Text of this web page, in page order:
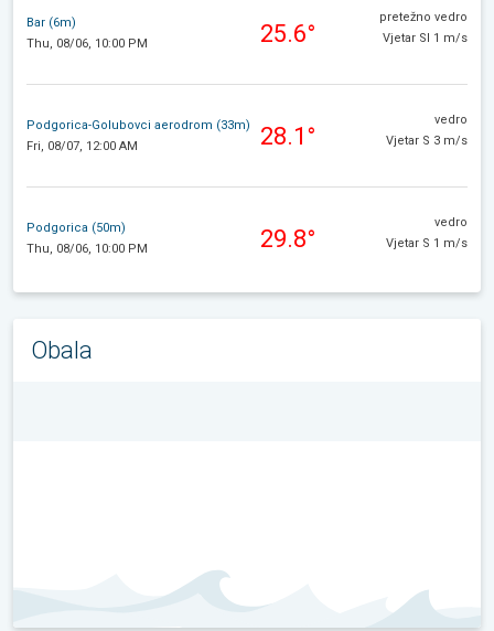
Bar (6m)
Thu, 08/06, 10:00 PM
25.6°
pretežno vedro
Vjetar SI 1 m/s
Podgorica-Golubovci aerodrom (33m)
Fri, 08/07, 12:00 AM
28.1°
vedro
Vjetar S 3 m/s
Podgorica (50m)
Thu, 08/06, 10:00 PM
29.8°
vedro
Vjetar S 1 m/s
Obala